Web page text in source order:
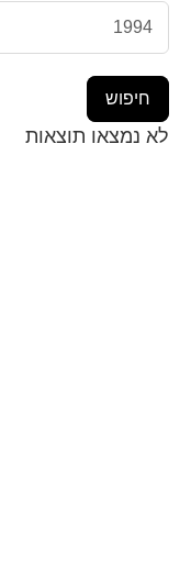
לא נמצאו תוצאות